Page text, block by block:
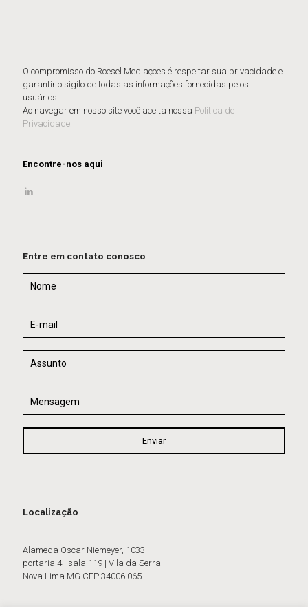
O compromisso do Roesel Mediaçoes é respeitar sua privacidade e
garantir o sigilo de todas as informações fornecidas pelos
usuários.
Ao navegar em nosso site você aceita nossa Política de
Privacidade.
Encontre-nos aqui
Entre em contato conosco
Localização
Alameda Oscar Niemeyer, 1033 |
portaria 4 | sala 119 | Vila da Serra |
Nova Lima MG CEP 34006 065